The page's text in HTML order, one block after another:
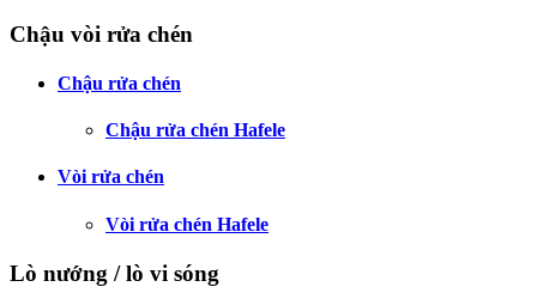
Chậu vòi rửa chén
Chậu rửa chén
Chậu rửa chén Hafele
Vòi rửa chén
Vòi rửa chén Hafele
Lò nướng / lò vi sóng